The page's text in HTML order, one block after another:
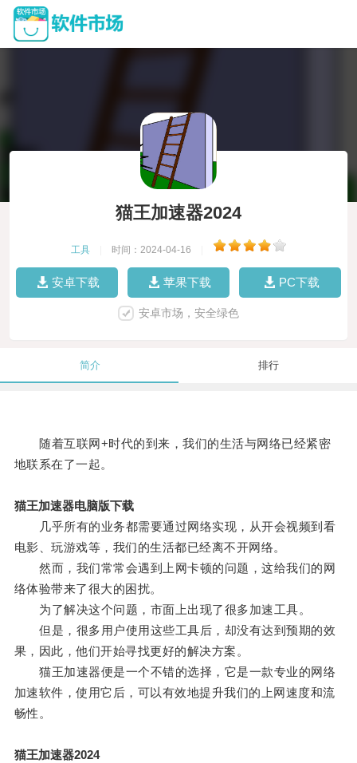
猫王加速器2024
工具 时间：2024-04-16
安卓下载 苹果下载 PC下载
安卓市场，安全绿色
简介 排行
随着互联网+时代的到来，我们的生活与网络已经紧密
地联系在了一起。
猫王加速器电脑版下载
几乎所有的业务都需要通过网络实现，从开会视频到看
电影、玩游戏等，我们的生活都已经离不开网络。
然而，我们常常会遇到上网卡顿的问题，这给我们的网
络体验带来了很大的困扰。
为了解决这个问题，市面上出现了很多加速工具。
但是，很多用户使用这些工具后，却没有达到预期的效
果，因此，他们开始寻找更好的解决方案。
猫王加速器便是一个不错的选择，它是一款专业的网络
加速软件，使用它后，可以有效地提升我们的上网速度和流
畅性。
猫王加速器2024